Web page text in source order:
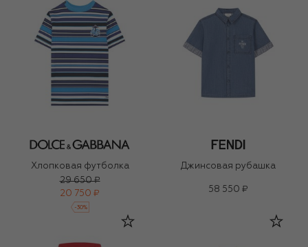
Хлопковая футболка
29 650 ₽
20 750 ₽
-30%
Джинсовая рубашка
58 550 ₽